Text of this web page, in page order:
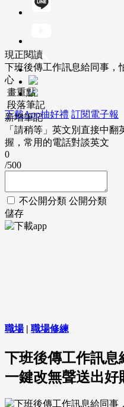
下載App抽好禮 訂閱電子報
現正閱讀
下班後傳工作訊息給同事，
心
畫重點
段落筆記
新增筆記
「請稍等」英文別直接中翻
握，常用的電話對談英文
0
/500
不公開分類 公開分類
儲存
職場| 職場修練
下班後傳工作訊息
一鍵改無聲送出好